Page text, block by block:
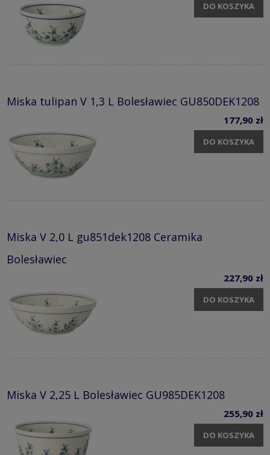
DO KOSZYKA
Miska tulipan V 1,3 L Bolesławiec GU850DEK1208
177,90 zł
DO KOSZYKA
Miska V 2,0 L gu851dek1208 Ceramika
Bolesławiec
227,90 zł
DO KOSZYKA
Miska V 2,25 L Bolesławiec GU985DEK1208
255,90 zł
DO KOSZYKA